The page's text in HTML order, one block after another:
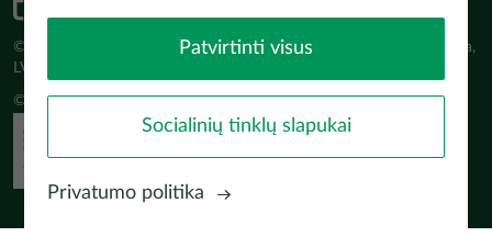
© Latvijas Investīciju un attīstības aģentūra (LIAA) Pērses iela 2, Rīga,
LV-1442 www.liaa.gov.lv
© 2026 latvia.travel. All rights reserved
Patvirtinti visus
Socialinių tinklų slapukai
Privatumo politika